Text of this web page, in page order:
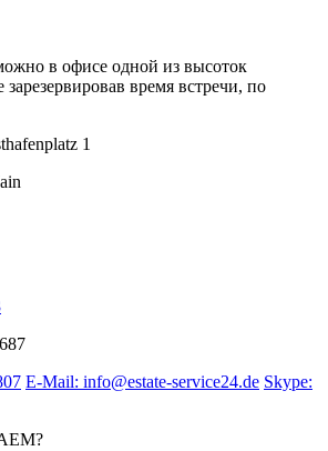
в офисе одной из высоток
время встречи, по
1
E-Mail: info@estate-service24.de Skype: